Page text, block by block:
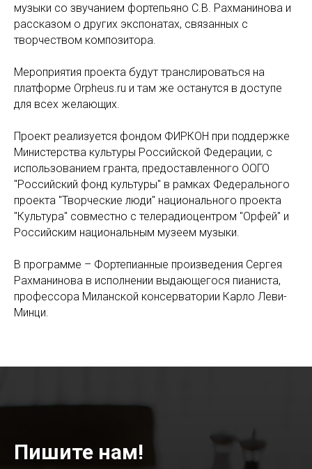
музыки со звучанием фортепьяно С.В. Рахманинова и
рассказом о других экспонатах, связанных с
творчеством композитора.
Мероприятия проекта будут транслироваться на
платформе Orpheus.ru и там же останутся в доступе
для всех желающих.
Проект реализуется фондом ФИРКОН при поддержке
Министерства культуры Российской Федерации, с
использованием гранта, предоставленного ООГО
"Российский фонд культуры" в рамках Федерального
проекта "Творческие люди" национального проекта
"Культура" совместно с телерадиоцентром "Орфей" и
Российским национальным музеем музыки.
В программе – Фортепианные произведения Сергея
Рахманинова в исполнении выдающегося пианиста,
профессора Миланской консерватории Карло Леви-
Минци.
Пишите нам!